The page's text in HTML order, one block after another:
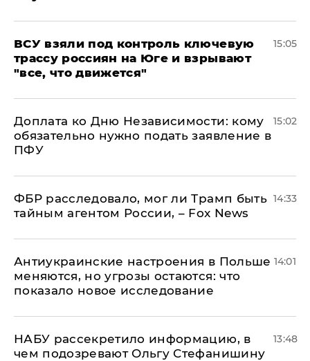
ВСУ взяли под контроль ключевую
трассу россиян на Юге и взрывают
"все, что движется"
15:05
Доплата ко Дню Независимости: кому
обязательно нужно подать заявление в
ПФУ
15:02
ФБР расследовало, мог ли Трамп быть
тайным агентом России, – Fox News
14:33
Антиукраинские настроения в Польше
меняются, но угрозы остаются: что
показало новое исследование
14:01
НАБУ рассекретило информацию, в
чем подозревают Ольгу Стефанишину
13:48